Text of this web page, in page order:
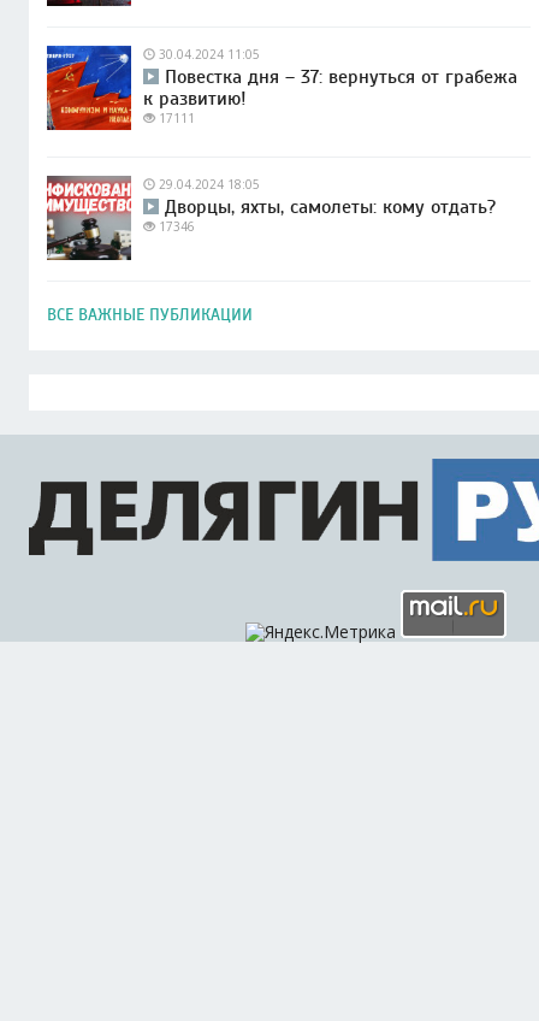
30.04.2024 11:05
Повестка дня – 37: вернуться от грабежа
к развитию!
17111
29.04.2024 18:05
Дворцы, яхты, самолеты: кому отдать?
17346
ВСЕ ВАЖНЫЕ ПУБЛИКАЦИИ